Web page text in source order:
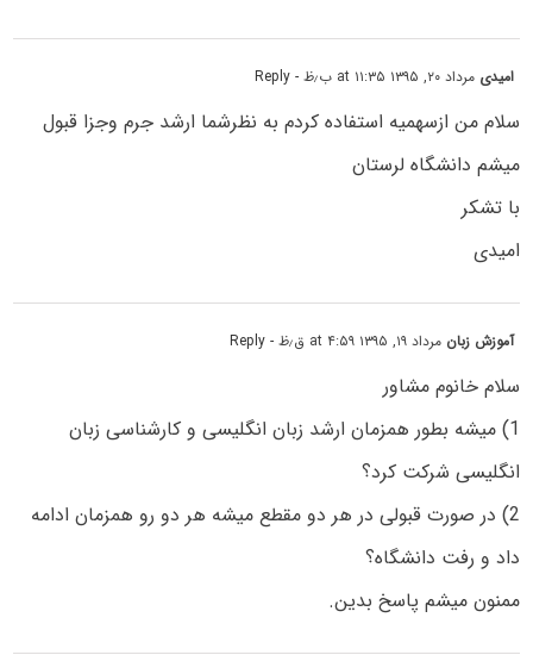
امیدی مرداد ۲۰, ۱۳۹۵ at ۱۱:۳۵ ب٫ظ - Reply
سلام من ازسهمیه استفاده کردم به نظرشما ارشد جرم وجزا قبول
میشم دانشگاه لرستان
با تشکر
امیدی
آموزش زبان مرداد ۱۹, ۱۳۹۵ at ۴:۵۹ ق٫ظ - Reply
سلام خانوم مشاور
1) میشه بطور همزمان ارشد زبان انگلیسی و کارشناسی زبان
انگلیسی شرکت کرد؟
2) در صورت قبولی در هر دو مقطع میشه هر دو رو همزمان ادامه
داد و رفت دانشگاه؟
ممنون میشم پاسخ بدین.